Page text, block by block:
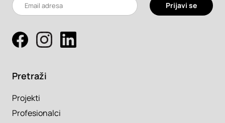
Prijavi se
Pretraži
Projekti
Profesionalci